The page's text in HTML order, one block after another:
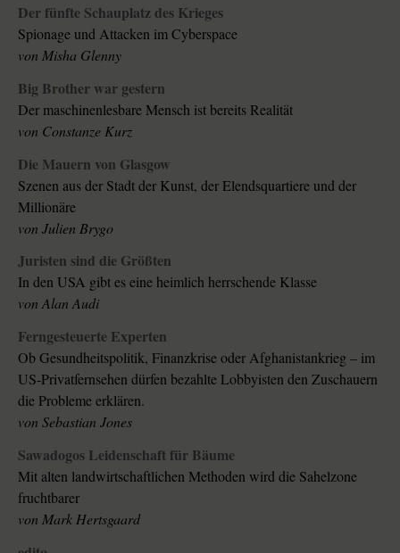
Der fünfte Schauplatz des Krieges
Spionage und Attacken im Cyberspace
von Misha Glenny
Big Brother war gestern
Der maschinenlesbare Mensch ist bereits Realität
von Constanze Kurz
Die Mauern von Glasgow
Szenen aus der Stadt der Kunst, der Elendsquartiere und der
Millionäre
von Julien Brygo
Juristen sind die Größten
In den USA gibt es eine heimlich herrschende Klasse
von Alan Audi
Ferngesteuerte Experten
Ob Gesundheitspolitik, Finanzkrise oder Afghanistankrieg – im
US-Privatfernsehen dürfen bezahlte Lobbyisten den Zuschauern
die Probleme erklären.
von Sebastian Jones
Sawadogos Leidenschaft für Bäume
Mit alten landwirtschaftlichen Methoden wird die Sahelzone
fruchtbarer
von Mark Hertsgaard